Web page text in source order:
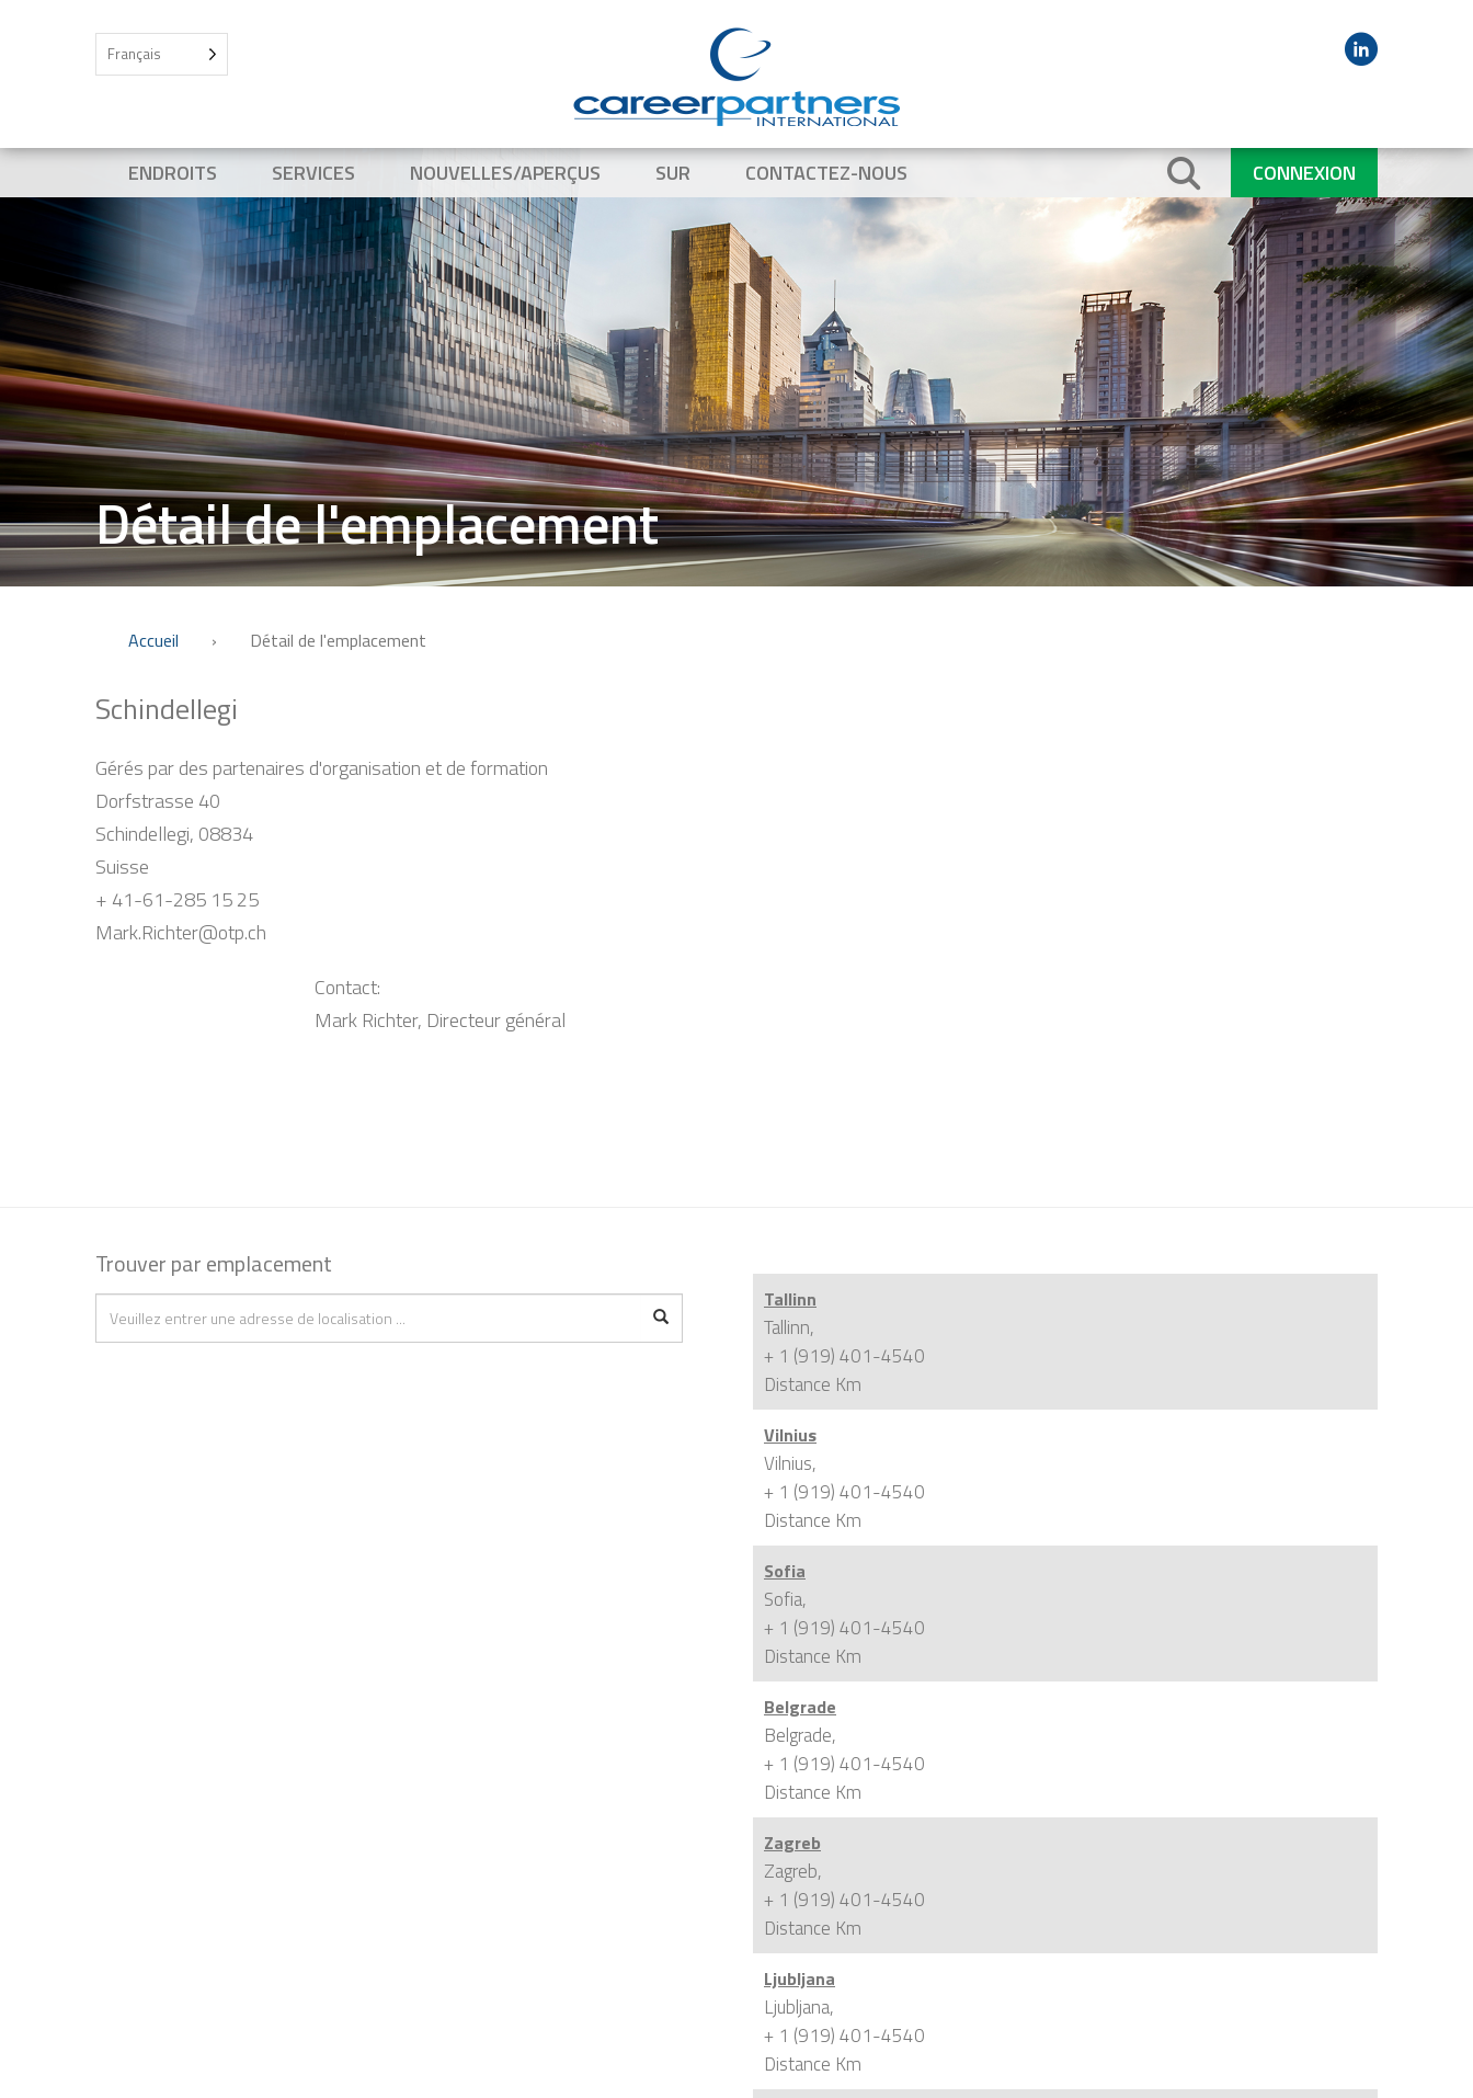
Français
ENDROITS SERVICES NOUVELLES/APERÇUS SUR CONTACTEZ-NOUS CONNEXION
Détail de l'emplacement
Accueil › Détail de l'emplacement
Schindellegi
Gérés par des partenaires d'organisation et de formation
Dorfstrasse 40
Schindellegi, 08834
Suisse
+ 41-61-285 15 25
Mark.Richter@otp.ch
Contact:
Mark Richter, Directeur général
Trouver par emplacement
Tallinn
Tallinn,
+ 1 (919) 401-4540
Distance Km
Vilnius
Vilnius,
+ 1 (919) 401-4540
Distance Km
Sofia
Sofia,
+ 1 (919) 401-4540
Distance Km
Belgrade
Belgrade,
+ 1 (919) 401-4540
Distance Km
Zagreb
Zagreb,
+ 1 (919) 401-4540
Distance Km
Ljubljana
Ljubljana,
+ 1 (919) 401-4540
Distance Km